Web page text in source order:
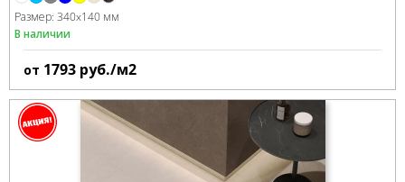
Размер: 340x140 мм
В наличии
от 1793 руб./м2